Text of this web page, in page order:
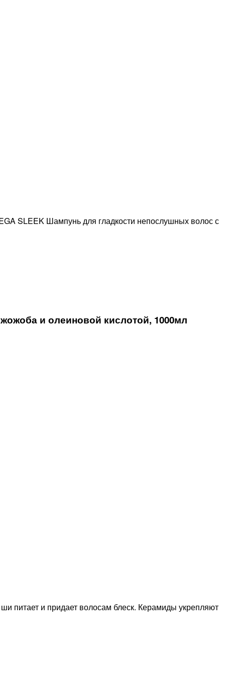
SLEEK Шампунь для гладкости непослушных волос с
и олеиновой кислотой, 1000мл
питает и придает волосам блеск. Керамиды укрепляют